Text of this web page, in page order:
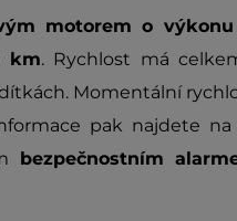
motorem o výkonu
km. Rychlost má
Momentální
pak najdete na
bezpečnostním